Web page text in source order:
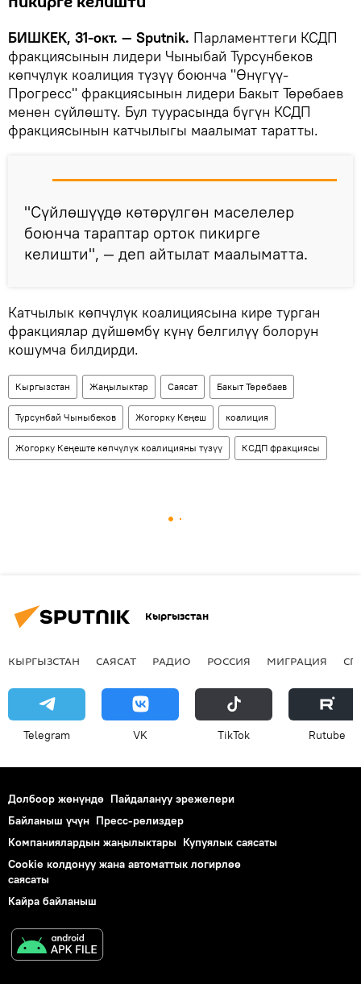
БИШКЕК, 31-окт. — Sputnik. Парламенттеги КСДП
фракциясынын лидери Чыныбай Турсунбеков
көпчүлүк коалиция түзүү боюнча "Өнүгүү-
Прогресс" фракциясынын лидери Бакыт Төрөбаев
менен сүйлөштү. Бул туурасында бүгүн КСДП
фракциясынын катчылыгы маалымат таратты.
"Сүйлөшүүдө көтөрүлгөн маселелер
боюнча тараптар орток пикирге
келишти", — деп айтылат маалыматта.
Катчылык көпчүлүк коалициясына кире турган
фракциялар дүйшөмбү күнү белгилүү болорун
кошумча билдирди.
Кыргызстан Жаңылыктар Саясат Бакыт Төрөбаев
Турсунбай Чыныбеков Жогорку Кеңеш коалиция
Жогорку Кеңеште көпчүлүк коалицияны түзүү КСДП фракциясы
Кыргызстан
КЫРГЫЗСТАН САЯСАТ РАДИО РОССИЯ МИГРАЦИЯ
Telegram VK ТikТоk Rutube
Долбоор жөнүндө Пайдалануу эрежелери
Байланыш үчүн Пресс-релиздер
Компаниялардын жаңылыктары Купуялык саясаты
Cookie колдонуу жана автоматтык логирлөө
саясаты
Кайра байланыш